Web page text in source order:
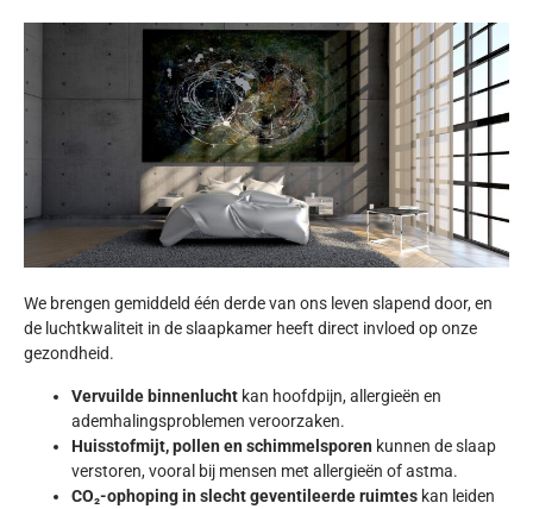
We brengen gemiddeld één derde van ons leven slapend door, en
de luchtkwaliteit in de slaapkamer heeft direct invloed op onze
gezondheid.
Vervuilde binnenlucht kan hoofdpijn, allergieën en
ademhalingsproblemen veroorzaken.
Huisstofmijt, pollen en schimmelsporen kunnen de slaap
verstoren, vooral bij mensen met allergieën of astma.
CO₂-ophoping in slecht geventileerde ruimtes kan leiden